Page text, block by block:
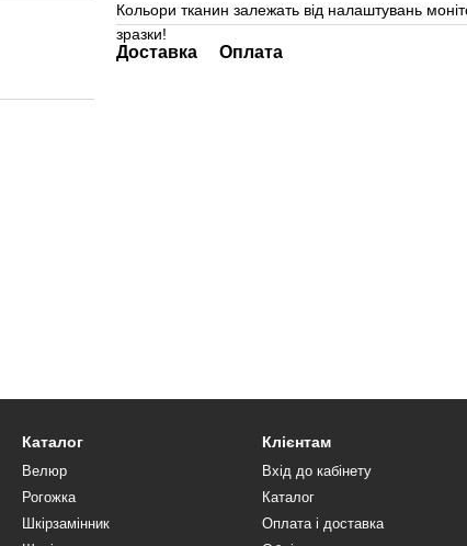
Кольори тканин залежать від налаштувань
зразки!
Доставка Оплата
Каталог
Велюр
Рогожка
Шкірзамінник
Клієнтам
Вхід до кабінету
Каталог
Оплата і доставка